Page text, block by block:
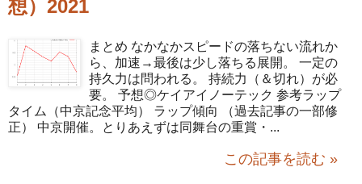
想）2021
まとめ なかなかスピードの落ちない流れか
ら、加速→最後は少し落ちる展開。 一定の
持久力は問われる。 持続力（＆切れ）が必
要。 予想◎ケイアイノーテック 参考ラップ
タイム（中京記念平均） ラップ傾向 （過去記事の一部修
正） 中京開催。とりあえずは同舞台の重賞・...
この記事を読む »